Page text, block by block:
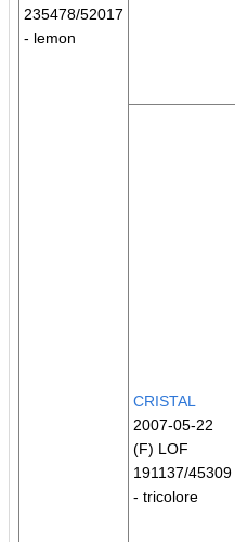
235478/52017
- lemon
CRISTAL
2007-05-22
(F) LOF
191137/45309
- tricolore